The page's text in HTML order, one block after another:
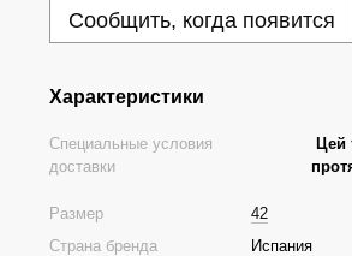
Сообщить, когда появится
Характеристики
Специальные условия
доставки
Цей
Размер
42
Страна бренда
Испания